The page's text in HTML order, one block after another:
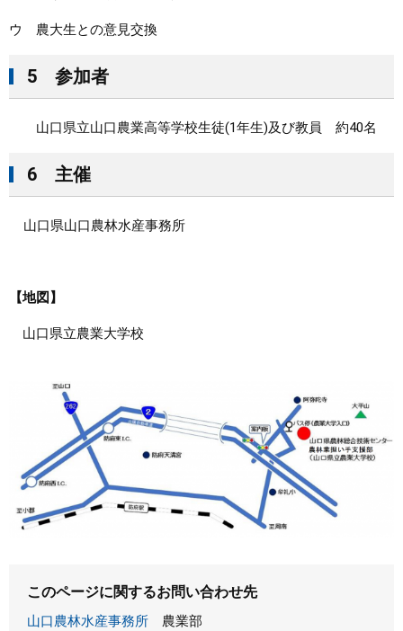
ウ 農大生との意見交換
5 参加者
山口県立山口農業高等学校生徒(1年生)及び教員 約40名
6 主催
山口県山口農林水産事務所
【地図】
山口県立農業大学校
このページに関するお問い合わせ先
山口農林水産事務所
農業部